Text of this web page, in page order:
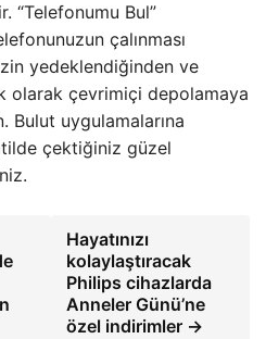
“Telefonumu Bul”
çalınması
yedeklendiğinden ve
olarak çevrimiçi depolamaya
Bulut uygulamalarına
çektiğiniz güzel
Hayatınızı
kolaylaştıracak
Philips cihazlarda
Anneler Günü’ne
özel indirimler →